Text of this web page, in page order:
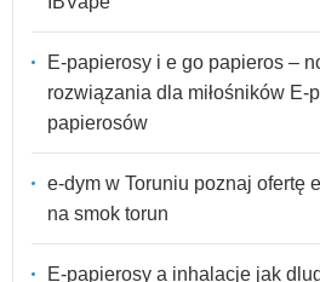
E-papierosy i e go papieros –
rozwiązania dla miłośników E-
papierosów
e-dym w Toruniu poznaj ofertę
na smok torun
E-papierosy a inhalacje jak